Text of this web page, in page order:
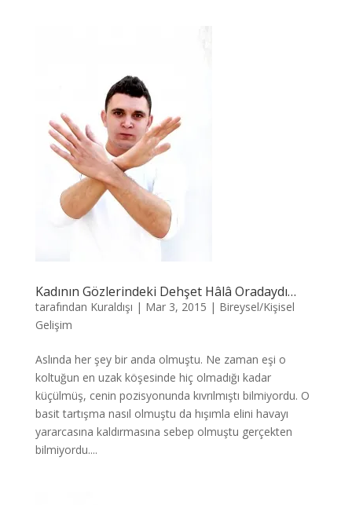
Kadının Gözlerindeki Dehşet Hâlâ Oradaydı…
tarafından Kuraldışı | Mar 3, 2015 | Bireysel/Kişisel
Gelişim
Aslında her şey bir anda olmuştu. Ne zaman eşi o
koltuğun en uzak köşesinde hiç olmadığı kadar
küçülmüş, cenin pozisyonunda kıvrılmıştı bilmiyordu. O
basit tartışma nasıl olmuştu da hışımla elini havayı
yararcasına kaldırmasına sebep olmuştu gerçekten
bilmiyordu....